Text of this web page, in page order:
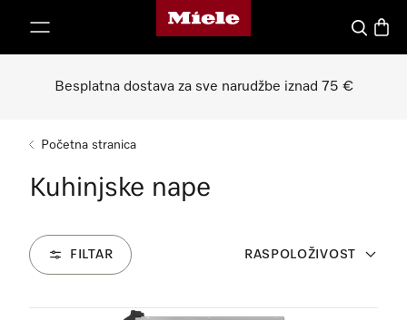
Miele početna stranica
Pretraga
Besplatna dostava za sve narudžbe iznad 75 €
Početna stranica
Kuhinjske nape
FILTAR RASPOLOŽIVOST